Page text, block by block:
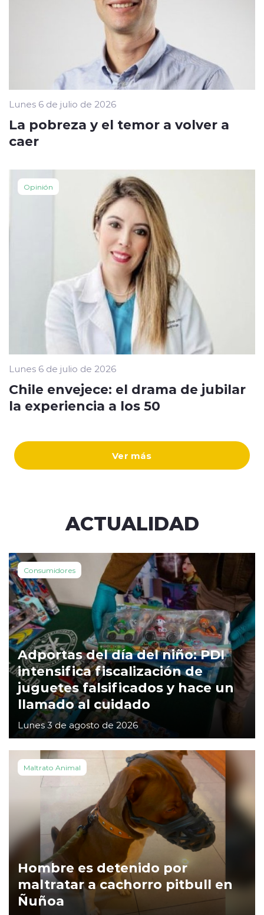
Ver más
Lunes 6 de julio de 2026
La pobreza y el temor a volver a
caer
Opinión
Lunes 6 de julio de 2026
Chile envejece: el drama de jubilar
la experiencia a los 50
ACTUALIDAD
Consumidores
Adportas del día del niño: PDI
intensifica fiscalización de
juguetes falsificados y hace un
llamado al cuidado
Lunes 3 de agosto de 2026
Maltrato Animal
Hombre es detenido por
maltratar a cachorro pitbull en
Ñuñoa